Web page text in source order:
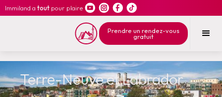
Immiland a tout pour plaire
Prendre un rendez-vous
gratuit
Terre-Neuve et Labrador